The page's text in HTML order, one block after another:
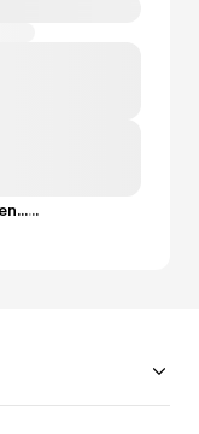
...